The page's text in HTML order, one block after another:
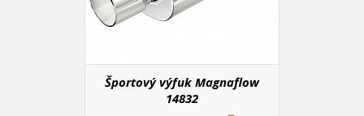
Športový výfuk Magnaflow
14832